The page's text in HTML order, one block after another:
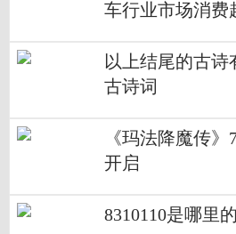
车行业市场消费
以上结尾的古诗
古诗词
《玛法降魔传
开启
8310110是哪里